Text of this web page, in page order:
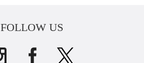
FOLLOW US